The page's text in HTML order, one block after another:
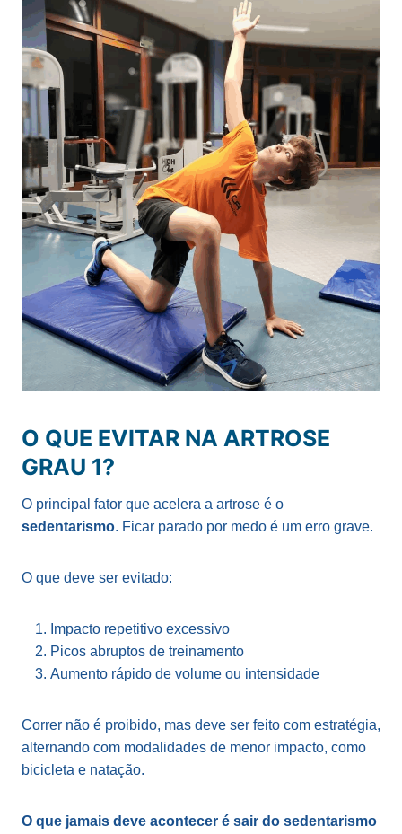
O QUE EVITAR NA ARTROSE
GRAU 1?
O principal fator que acelera a artrose é o
sedentarismo. Ficar parado por medo é um erro grave.
O que deve ser evitado:
Impacto repetitivo excessivo
Picos abruptos de treinamento
Aumento rápido de volume ou intensidade
Correr não é proibido, mas deve ser feito com estratégia,
alternando com modalidades de menor impacto, como
bicicleta e natação.
O que jamais deve acontecer é sair do sedentarismo